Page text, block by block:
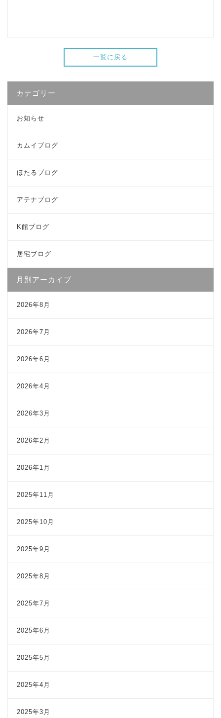
一覧に戻る
カテゴリー
お知らせ
カムイブログ
ほたるブログ
アテナブログ
K館ブログ
居宅ブログ
月別アーカイブ
2026年8月
2026年7月
2026年6月
2026年4月
2026年3月
2026年2月
2026年1月
2025年11月
2025年10月
2025年9月
2025年8月
2025年7月
2025年6月
2025年5月
2025年4月
2025年3月